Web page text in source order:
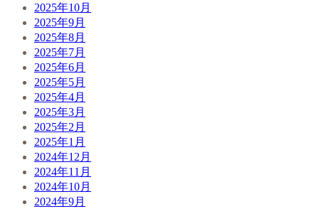
2025年10月
2025年9月
2025年8月
2025年7月
2025年6月
2025年5月
2025年4月
2025年3月
2025年2月
2025年1月
2024年12月
2024年11月
2024年10月
2024年9月